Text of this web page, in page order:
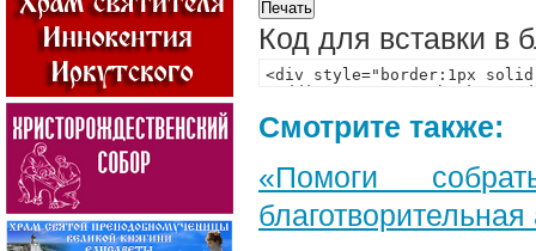
Код для вставки в
Смотрите также:
«Помоги